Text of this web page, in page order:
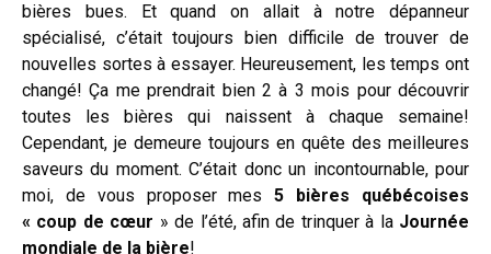
bières bues. Et quand on allait à notre dépanneur
spécialisé, c’était toujours bien difficile de trouver de
nouvelles sortes à essayer. Heureusement, les temps ont
changé! Ça me prendrait bien 2 à 3 mois pour découvrir
toutes les bières qui naissent à chaque semaine!
Cependant, je demeure toujours en quête des meilleures
saveurs du moment. C’était donc un incontournable, pour
moi, de vous proposer mes5 bières québécoises
« coup de cœur » de l’été, afin de trinquer à la Journée
mondiale de la bière!